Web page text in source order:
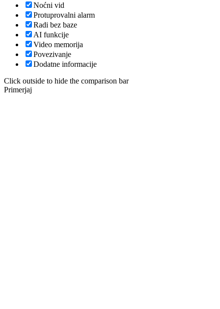
Noćni vid
Protuprovalni alarm
Radi bez baze
AI funkcije
Video memorija
Povezivanje
Dodatne informacije
Click outside to hide the comparison bar
Primerjaj